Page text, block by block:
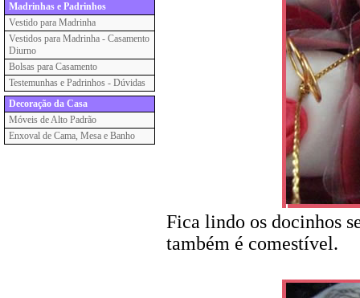
Madrinhas e Padrinhos
Vestido para Madrinha
Vestidos para Madrinha - Casamento
Diurno
Bolsas para Casamento
Testemunhas e Padrinhos - Dúvidas
Decoração da Casa
Móveis de Alto Padrão
Enxoval de Cama, Mesa e Banho
Fica lindo os docinhos
também é comestível.